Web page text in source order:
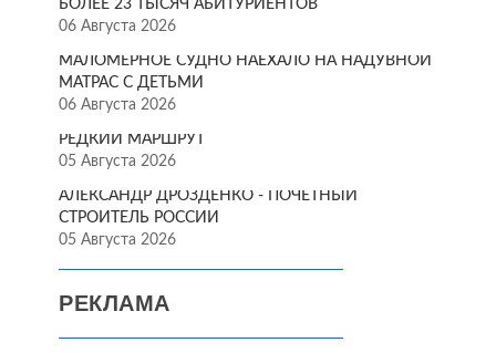
БОЛЕЕ 23 ТЫСЯЧ АБИТУРИЕНТОВ
06 Августа 2026
МАЛОМЕРНОЕ СУДНО НАЕХАЛО НА НАДУВНОЙ
МАТРАС С ДЕТЬМИ
06 Августа 2026
РЕДКИЙ МАРШРУТ
05 Августа 2026
АЛЕКСАНДР ДРОЗДЕНКО - ПОЧЁТНЫЙ
СТРОИТЕЛЬ РОССИИ
05 Августа 2026
РЕКЛАМА